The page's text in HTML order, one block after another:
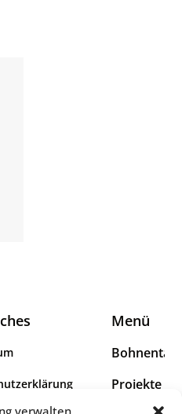
verwalten
Menü
Bohnental
Projekte